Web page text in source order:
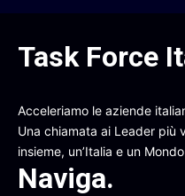
Task Force
Acceleriamo le aziende
Una chiamata ai Leader più
insieme, un’Italia e un
Naviga.